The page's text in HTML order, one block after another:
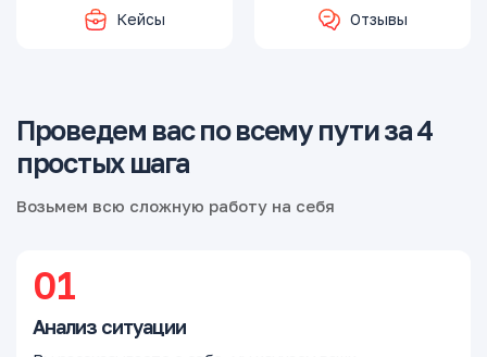
Кейсы Отзывы
Проведем вас по всему пути за 4
простых шага
Возьмем всю сложную работу на себя
01
Анализ ситуации